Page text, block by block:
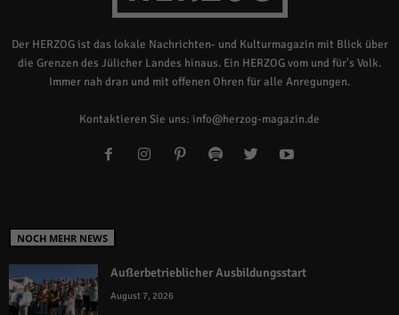
Der HERZOG ist das lokale Nachrichten- und Kulturmagazin mit Blick über
die Grenzen des Jülicher Landes hinaus. Ein HERZOG vom und für's Volk.
Immer nah dran und mit offenen Ohren für alle Anregungen.
Kontaktieren Sie uns: info@herzog-magazin.de
NOCH MEHR NEWS
Außerbetrieblicher Ausbildungsstart
August 7, 2026